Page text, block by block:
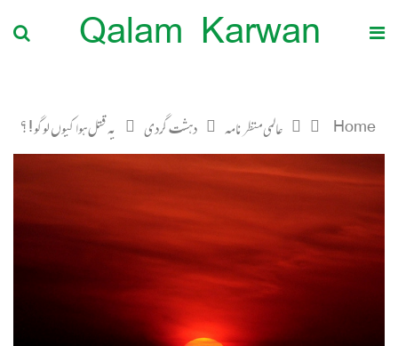
Qalam Karwan
Home عالمی منظرنامہ دہشت گردی یہ قتل ہوا کیوں لوگو ! ؟